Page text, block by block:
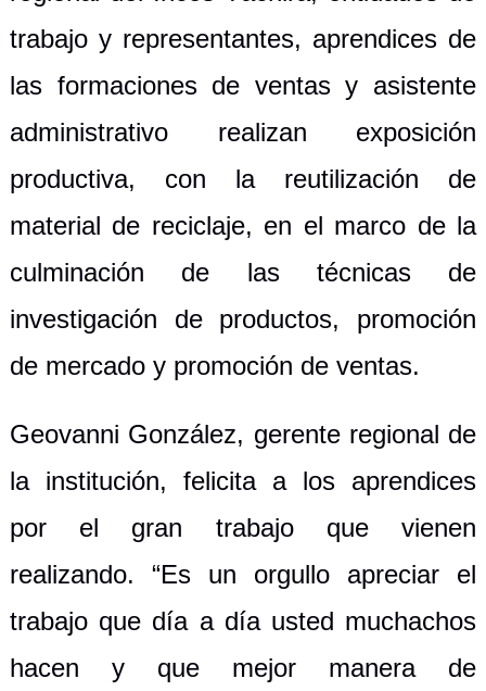
trabajo y representantes, aprendices de
las formaciones de ventas y asistente
administrativo realizan exposición
productiva, con la reutilización de
material de reciclaje, en el marco de la
culminación de las técnicas de
investigación de productos, promoción
de mercado y promoción de ventas.
Geovanni González, gerente regional de
la institución, felicita a los aprendices
por el gran trabajo que vienen
realizando. “Es un orgullo apreciar el
trabajo que día a día usted muchachos
hacen y que mejor manera de